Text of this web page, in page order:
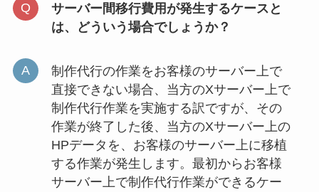
サーバー間移行費用が発生するケースと
は、どういう場合でしょうか？
制作代行の作業をお客様のサーバー上で
直接できない場合、当方のXサーバー上で
制作代行作業を実施する訳ですが、その
作業が終了した後、当方のXサーバー上の
HPデータを、お客様のサーバー上に移植
する作業が発生します。最初からお客様
サーバー上で制作代行作業ができるケー